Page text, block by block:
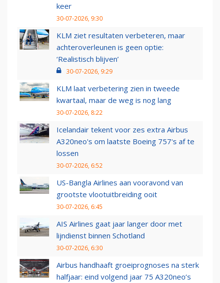
keer
30-07-2026, 9:30
KLM ziet resultaten verbeteren, maar
achteroverleunen is geen optie:
‘Realistisch blijven’
30-07-2026, 9:29
KLM laat verbetering zien in tweede
kwartaal, maar de weg is nog lang
30-07-2026, 8:22
Icelandair tekent voor zes extra Airbus
A320neo's om laatste Boeing 757's af te
lossen
30-07-2026, 6:52
US-Bangla Airlines aan vooravond van
grootste vlootuitbreiding ooit
30-07-2026, 6:45
AIS Airlines gaat jaar langer door met
lijndienst binnen Schotland
30-07-2026, 6:30
Airbus handhaaft groeiprognoses na sterk
halfjaar: eind volgend jaar 75 A320neo’s